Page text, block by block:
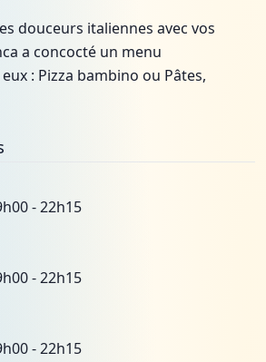
douceurs italiennes avec vos
a concocté un menu
: Pizza bambino ou Pâtes,
- 22h15
- 22h15
- 22h15